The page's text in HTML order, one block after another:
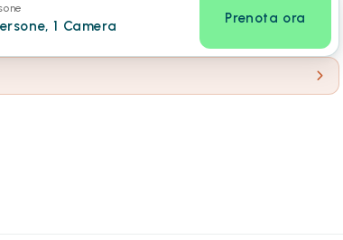
1 Camera Prenota ora